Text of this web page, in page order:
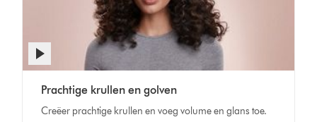
Prachtige krullen en golven
Creëer prachtige krullen en voeg volume en glans toe.